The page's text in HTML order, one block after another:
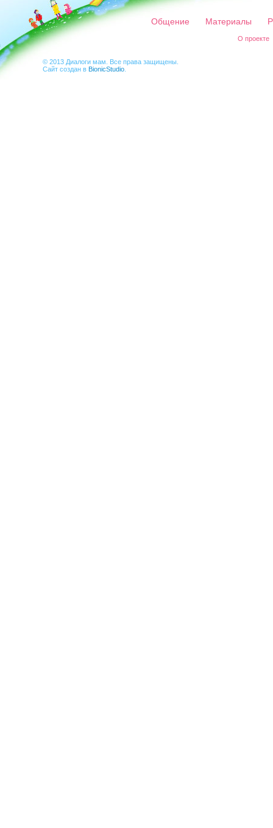
Общение Материалы
О проекте
© 2013 Диалоги мам. Все права защищены.
Сайт создан в BionicStudio